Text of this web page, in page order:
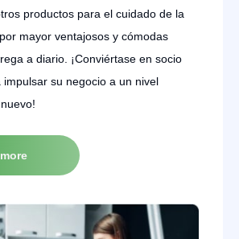
productos para el cuidado de la
mayor ventajosos y cómodas
a diario. ¡Conviértase en socio
impulsar su negocio a un nivel